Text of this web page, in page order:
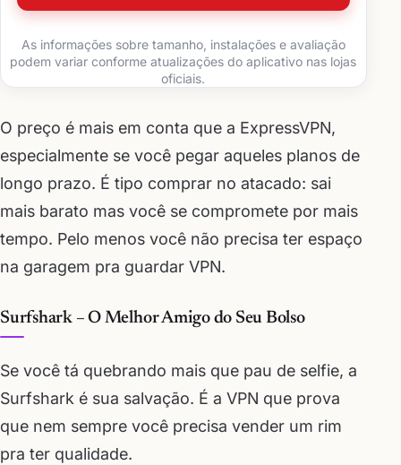
As informações sobre tamanho, instalações e avaliação
podem variar conforme atualizações do aplicativo nas lojas
oficiais.
O preço é mais em conta que a ExpressVPN,
especialmente se você pegar aqueles planos de
longo prazo. É tipo comprar no atacado: sai
mais barato mas você se compromete por mais
tempo. Pelo menos você não precisa ter espaço
na garagem pra guardar VPN.
Surfshark – O Melhor Amigo do Seu Bolso
Se você tá quebrando mais que pau de selfie, a
Surfshark é sua salvação. É a VPN que prova
que nem sempre você precisa vender um rim
pra ter qualidade.